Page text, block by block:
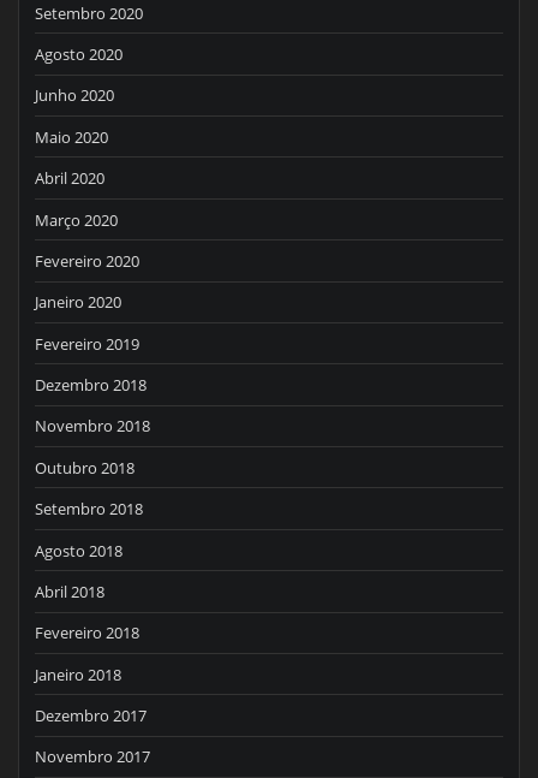
Setembro 2020
Agosto 2020
Junho 2020
Maio 2020
Abril 2020
Março 2020
Fevereiro 2020
Janeiro 2020
Fevereiro 2019
Dezembro 2018
Novembro 2018
Outubro 2018
Setembro 2018
Agosto 2018
Abril 2018
Fevereiro 2018
Janeiro 2018
Dezembro 2017
Novembro 2017